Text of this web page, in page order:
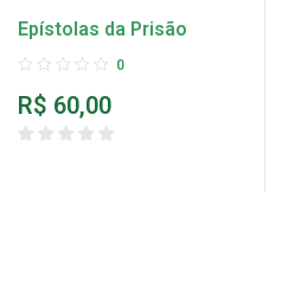
Epístolas da Prisão
0
R$ 60,00